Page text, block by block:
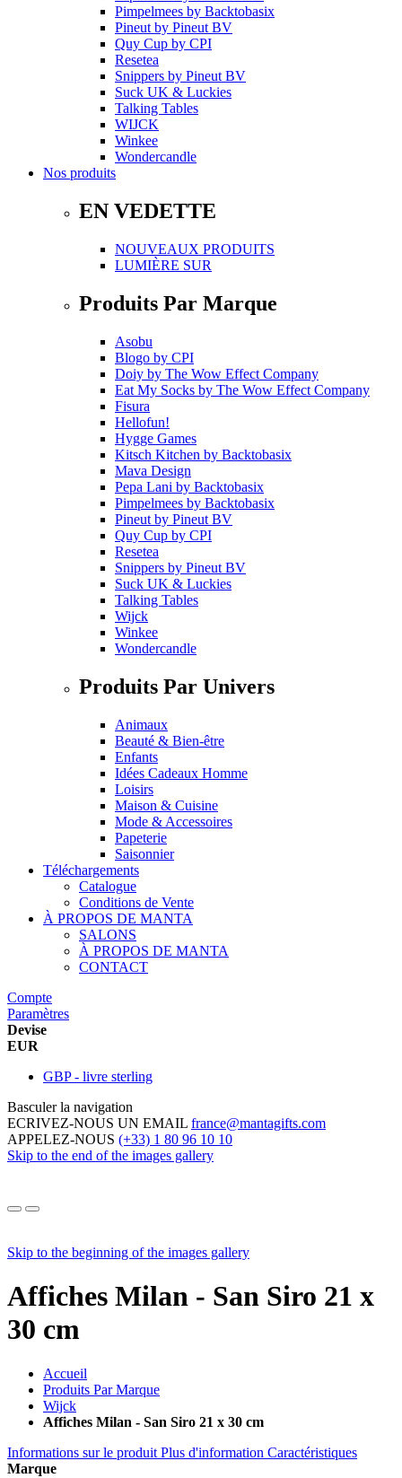
Pimpelmees by Backtobasix
Pineut by Pineut BV
Quy Cup by CPI
Resetea
Snippers by Pineut BV
Suck UK & Luckies
Talking Tables
WIJCK
Winkee
Wondercandle
Nos produits
EN VEDETTE
NOUVEAUX PRODUITS
LUMIÈRE SUR
Produits Par Marque
Asobu
Blogo by CPI
Doiy by The Wow Effect Company
Eat My Socks by The Wow Effect Company
Fisura
Hellofun!
Hygge Games
Kitsch Kitchen by Backtobasix
Mava Design
Pepa Lani by Backtobasix
Pimpelmees by Backtobasix
Pineut by Pineut BV
Quy Cup by CPI
Resetea
Snippers by Pineut BV
Suck UK & Luckies
Talking Tables
Wijck
Winkee
Wondercandle
Produits Par Univers
Animaux
Beauté & Bien-être
Enfants
Idées Cadeaux Homme
Loisirs
Maison & Cuisine
Mode & Accessoires
Papeterie
Saisonnier
Téléchargements
Catalogue
Conditions de Vente
À PROPOS DE MANTA
SALONS
À PROPOS DE MANTA
CONTACT
Compte
Paramètres
Devise
EUR
GBP - livre sterling
Basculer la navigation
ECRIVEZ-NOUS UN EMAIL france@mantagifts.com
APPELEZ-NOUS (+33) 1 80 96 10 10
Skip to the end of the images gallery
Skip to the beginning of the images gallery
Affiches Milan - San Siro 21 x
30 cm
Accueil
Produits Par Marque
Wijck
Affiches Milan - San Siro 21 x 30 cm
Informations sur le produit Plus d'information Caractéristiques
Marque